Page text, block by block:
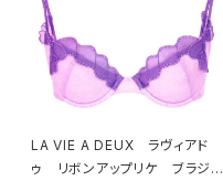
LA VIE A DEUX ラヴィアド
ゥ リボンアップリケ ブラジャ